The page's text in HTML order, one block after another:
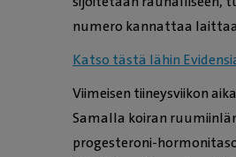
numero kannattaa
Katso tästä lähin
Viimeisen tiineysviikon
Samalla koiran
progesteroni-